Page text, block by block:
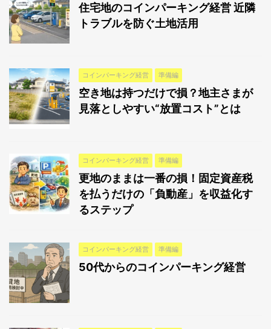
住宅地のコインパーキング経営 近隣
トラブルを防ぐ土地活用
コインパーキング経営 準備編
空き地は持つだけで損？地主さまが
見落としやすい“放置コスト”とは
コインパーキング経営 準備編
更地のままは一番の損！固定資産税
を払うだけの「負動産」を収益化す
るステップ
コインパーキング経営 準備編
50代からのコインパーキング経営